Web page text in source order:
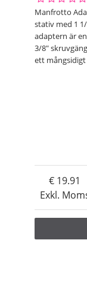
Manfrotto
stativ med 1
adaptern är
3/8"
ett
Exkl.
19.91